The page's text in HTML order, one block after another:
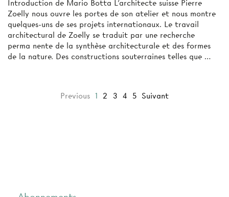
Introduction de Mario Botta L'architecte suisse Pierre
Zoelly nous ouvre les portes de son atelier et nous montre
quelques-uns de ses projets internationaux. Le travail
architectural de Zoelly se traduit par une recherche
perma­ nente de la synthèse architecturale et des formes
de la nature. Des constructions souterraines telles que …
Previous 1 2 3 4 5 Suivant